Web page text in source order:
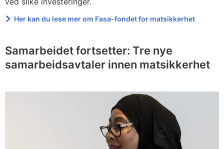
Her kan du lese mer om Fasa-fondet for matsikkerhet
Samarbeidet fortsetter: Tre nye
samarbeidsavtaler innen matsikkerhet